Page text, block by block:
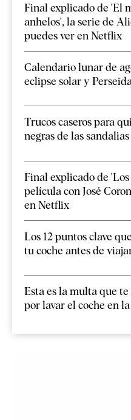
Final explicado de 'El
anhelos', la serie de
puedes ver en Netflix
Calendario lunar de
eclipse solar y
Trucos caseros para
negras de las
Final explicado de
película con José
en Netflix
Los 12 puntos clave
tu coche antes de
Esta es la multa que
por lavar el coche en